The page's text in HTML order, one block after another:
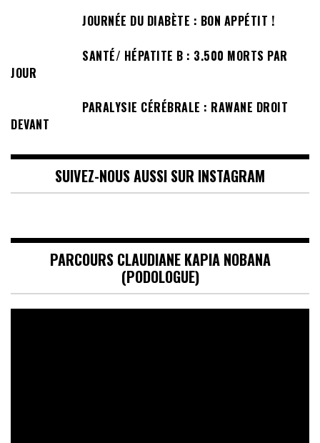
JOURNÉE DU DIABÈTE : BON APPÉTIT !
SANTÉ/ HÉPATITE B : 3.500 MORTS PAR
JOUR
PARALYSIE CÉRÉBRALE : RAWANE DROIT
DEVANT
SUIVEZ-NOUS AUSSI SUR INSTAGRAM
PARCOURS CLAUDIANE KAPIA NOBANA
(PODOLOGUE)